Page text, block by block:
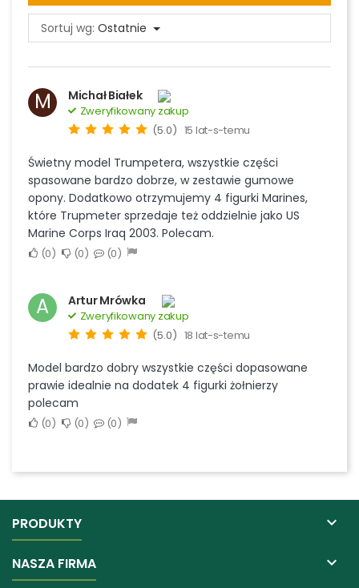
Sortuj wg: Ostatnie
M Michał Białek
Zweryfikowany zakup
(5.0) 15 lat-s-temu
Świetny model Trumpetera, wszystkie części
spasowane bardzo dobrze, w zestawie gumowe
opony. Dodatkowo otrzymujemy 4 figurki Marines,
które Trupmeter sprzedaje też oddzielnie jako US
Marine Corps Iraq 2003. Polecam.
0 0 0
A Artur Mrówka
Zweryfikowany zakup
(5.0) 18 lat-s-temu
Model bardzo dobry wszystkie części dopasowane
prawie idealnie na dodatek 4 figurki żołnierzy
polecam
0 0 0
PRODUKTY 
NASZA FIRMA 